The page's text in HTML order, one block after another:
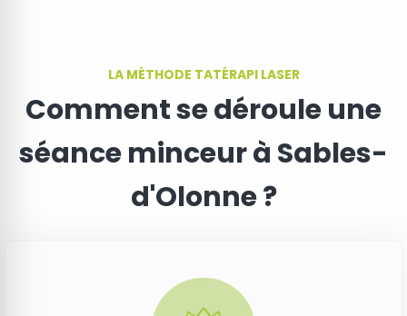
LA MÉTHODE TATÉRAPI LASER
Comment se déroule une
séance minceur à Sables-
d'Olonne ?